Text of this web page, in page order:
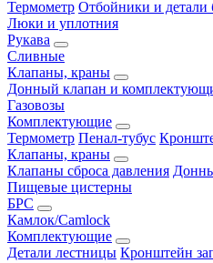
Термометр Отбойники и детали
Люки и уплотния
Рукава
Сливные
Клапаны, краны
Донный клапан и
Газовозы
Комплектующие
Термометр Пенал-тубус
Клапаны, краны
Клапаны сброса давления
Пищевые цистерны
БРС
Камлок/Camlock
Комплектующие
Детали лестницы Кронштейн